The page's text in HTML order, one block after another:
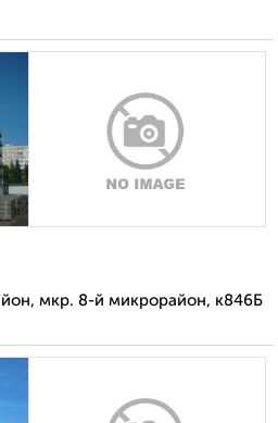
мкр. 8-й микрорайон, к846Б